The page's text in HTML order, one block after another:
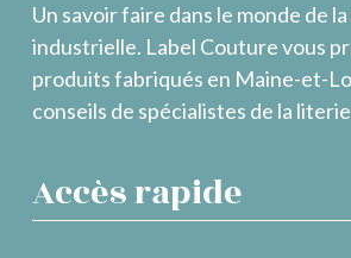
Un savoir faire dans le monde de
industrielle. Label Couture vous
produits fabriqués en Maine-et-
conseils de spécialistes de la
Accès rapide